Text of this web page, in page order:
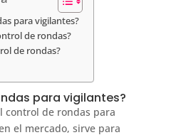
para vigilantes?
de rondas?
de rondas?
para vigilantes?
control de rondas para
el mercado, sirve para